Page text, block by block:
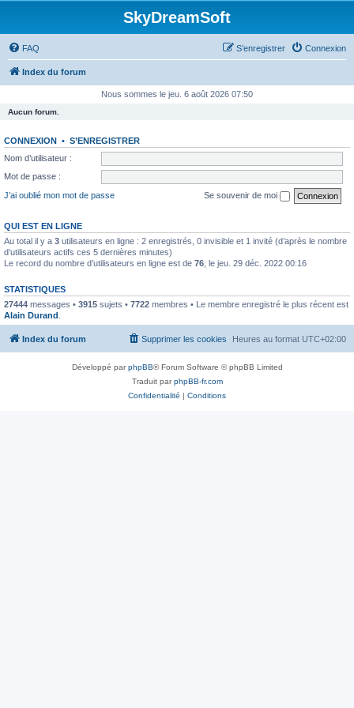
SkyDreamSoft
FAQ Connexion
S’enregistrer
Index du forum
Nous sommes le jeu. 6 août 2026 07:50
Aucun forum.
CONNEXION • S’ENREGISTRER
Nom d’utilisateur :
Mot de passe :
J’ai oublié mon mot de passe
Se souvenir de moi
QUI EST EN LIGNE
Au total il y a 3 utilisateurs en ligne : 2 enregistrés, 0 invisible et 1 invité (d’après le nombre
d’utilisateurs actifs ces 5 dernières minutes)
Le record du nombre d’utilisateurs en ligne est de 76 , le jeu. 29 déc. 2022 00:16
STATISTIQUES
27444 messages • 3915 sujets • 7722 membres • Le membre enregistré le plus récent est
Alain Durand
Index du forum Heures au format UTC+02:00
Supprimer les cookies
Développé parphpBB® Forum Software © phpBB Limited
Traduit parphpBB-fr.com
Confidentialité | Conditions